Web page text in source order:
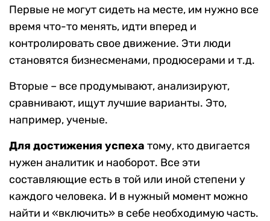
Первые не могут сидеть на месте, им нужно все
время что-то менять, идти вперед и
контролировать свое движение. Эти люди
становятся бизнесменами, продюсерами и т.д.
Вторые – все продумывают, анализируют,
сравнивают, ищут лучшие варианты. Это,
например, ученые.
Для достижения успеха тому, кто двигается
нужен аналитик и наоборот. Все эти
составляющие есть в той или иной степени у
каждого человека. И в нужный момент можно
найти и «включить» в себе необходимую часть.